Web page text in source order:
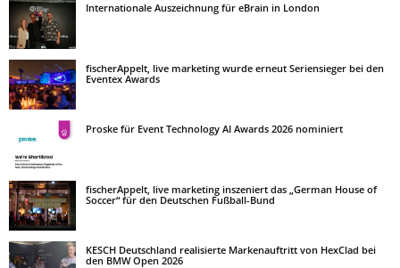
Internationale Auszeichnung für eBrain in London
fischerAppelt, live marketing wurde erneut Seriensieger bei den
Eventex Awards
Proske für Event Technology AI Awards 2026 nominiert
fischerAppelt, live marketing inszeniert das „German House of
Soccer“ für den Deutschen Fußball-Bund
KESCH Deutschland realisierte Markenauftritt von HexClad bei
den BMW Open 2026